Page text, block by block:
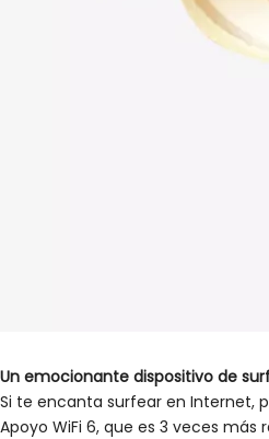
Un emocionante dispositivo de
Si te encanta surfear en Internet,
Apoyo WiFi 6, que es 3 veces